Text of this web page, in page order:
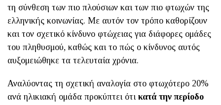
τη σύνθεση των πιο πλούσιων και των πιο φτωχών της
ελληνικής κοινωνίας. Με αυτόν τον τρόπο καθορίζουν
και τον σχετικό κίνδυνο φτώχειας για διάφορες ομάδες
του πληθυσμού, καθώς και το πώς ο κίνδυνος αυτός
αυξομειώθηκε τα τελευταία χρόνια.
Αναλύοντας τη σχετική αναλογία στο φτωχότερο 20%
ανά ηλικιακή ομάδα προκύπτει ότι κατά την περίοδο